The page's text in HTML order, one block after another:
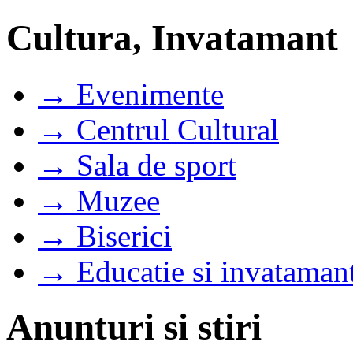
Cultura, Invatamant
→ Evenimente
→ Centrul Cultural
→ Sala de sport
→ Muzee
→ Biserici
→ Educatie si
Anunturi si stiri